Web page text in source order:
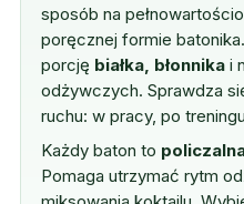
sposób na
poręcznej formie
porcję białka, błonnika i
odżywczych. Sprawdza
ruchu: w pracy, po
Każdy baton to
Pomaga utrzymać rytm